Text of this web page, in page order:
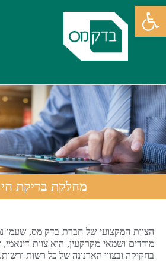
פתח סרגל נגישות
מחלקת בדיקת
הצוות המקצועי של חברת בדק מס, שעמו
מודדים ושמאי מקרקעין, הוא צוות
בחקיקה ובצווי הארנונה של כל רשות